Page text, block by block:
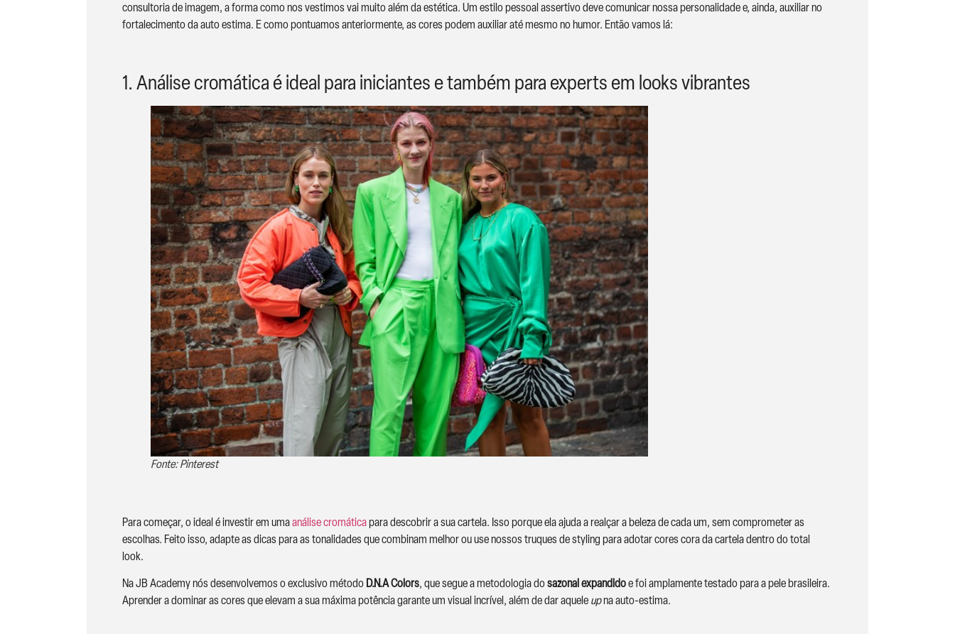
consultoria de imagem, a forma como nos vestimos vai muito além da estética. Um estilo pessoal assertivo deve comunicar nossa personalidade e, ainda, auxiliar no
fortalecimento da auto estima. E como pontuamos anteriormente, as cores podem auxiliar até mesmo no humor. Então vamos lá:
1. Análise cromática é ideal para iniciantes e também para experts em looks vibrantes
Fonte: Pinterest
Para começar, o ideal é investir em umaanálise cromáticapara descobrir a sua cartela. Isso porque ela ajuda a realçar a beleza de cada um, sem comprometer as
escolhas. Feito isso, adapte as dicas para as tonalidades que combinam melhor ou use nossos truques de styling para adotar cores cora da cartela dentro do total
look.
Na JB Academy nós desenvolvemos o exclusivo método D.N.A Colors, que segue a metodologia dosazonal expandidoe foi amplamente testado para a pele brasileira.
Aprender a dominar as cores que elevam a sua máxima potência garante um visual incrível, além de dar aquele upna auto-estima.